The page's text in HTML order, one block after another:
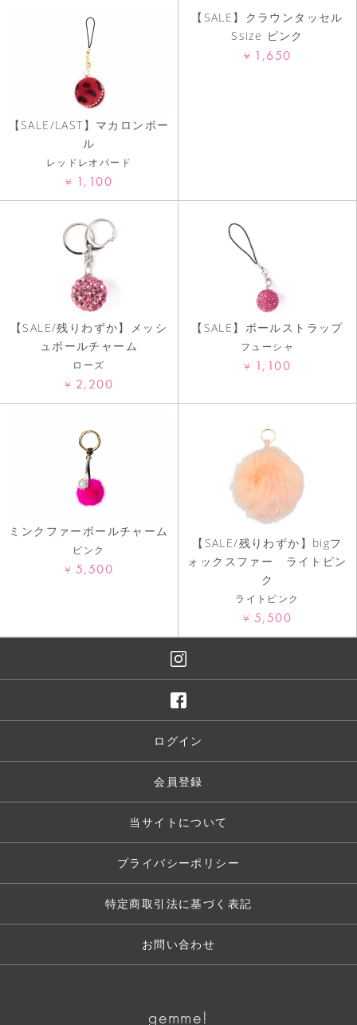
お買い物を続ける
【SALE/LAST】マカロンボー
ル
レッドレオパード
¥ 1,100
【SALE】クラウンタッセル
Ssize ピンク
¥ 1,650
【SALE/残りわずか】メッシ
ュボールチャーム
ローズ
¥ 2,200
【SALE】ボールストラップ
フューシャ
¥ 1,100
ミンクファーボールチャーム
ピンク
¥ 5,500
【SALE/残りわずか】bigフ
ォックスファー ライトピン
ク
ライトピンク
¥ 5,500
ログイン
会員登録
当サイトについて
プライバシーポリシー
特定商取引法に基づく表記
お問い合わせ
gemme!